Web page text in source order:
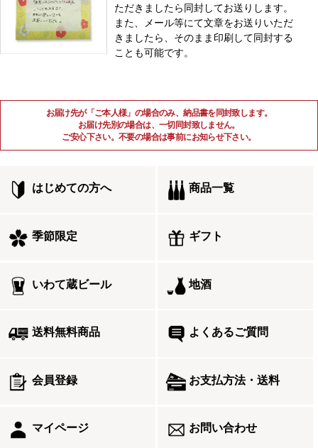
ただきましたら同封してお送りします。
また、メール等にて文章をお送りいただ
きましたら、そのまま印刷して同封する
ことも可能です。
お届け先が「ご本人様」の場合のみ、納品書を同封致します。
お届け先別の場合は、一切同封致しません。
ご安心下さい。不要の場合は事前にお知らせ下さい。
はじめての方へ 商品一覧
季節限定 ギフト
いわて蔵ビール 地酒
送料無料商品 よくあるご質問
会員登録 お支払方法・送料
マイページ お問い合わせ